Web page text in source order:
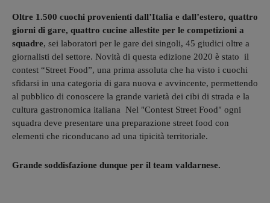
Oltre 1.500 cuochi provenienti dall’Italia e dall’estero, quattro
giorni di gare, quattro cucine allestite per le competizioni a
squadre, sei laboratori per le gare dei singoli, 45 giudici oltre a
giornalisti del settore. Novità di questa edizione 2020 è stato il
contest “Street Food”, una prima assoluta che ha visto i cuochi
sfidarsi in una categoria di gara nuova e avvincente, permettendo
al pubblico di conoscere la grande varietà dei cibi di strada e la
cultura gastronomica italiana Nel "Contest Street Food" ogni
squadra deve presentare una preparazione street food con
elementi che riconducano ad una tipicità territoriale.
Grande soddisfazione dunque per il team valdarnese.